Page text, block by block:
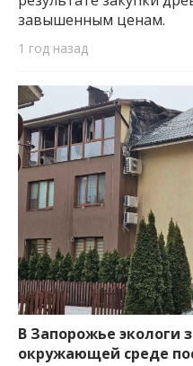
завышенным ценам.
1 год назад
В Запорожье экологи
окружающей среде